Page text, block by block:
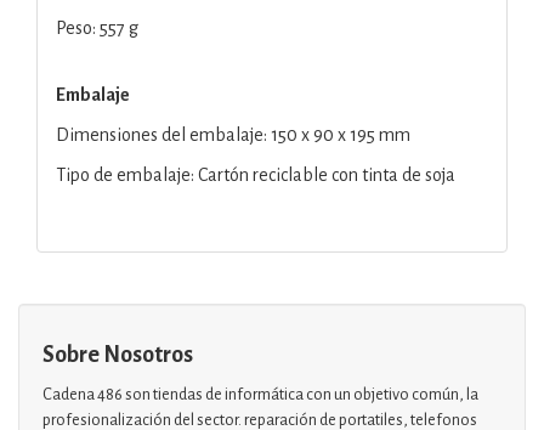
Peso: 557 g
Embalaje
Dimensiones del embalaje: 150 x 90 x 195 mm
Tipo de embalaje: Cartón reciclable con tinta de soja
Sobre Nosotros
Cadena 486 son tiendas de informática con un objetivo común, la
profesionalización del sector. reparación de portatiles, telefonos